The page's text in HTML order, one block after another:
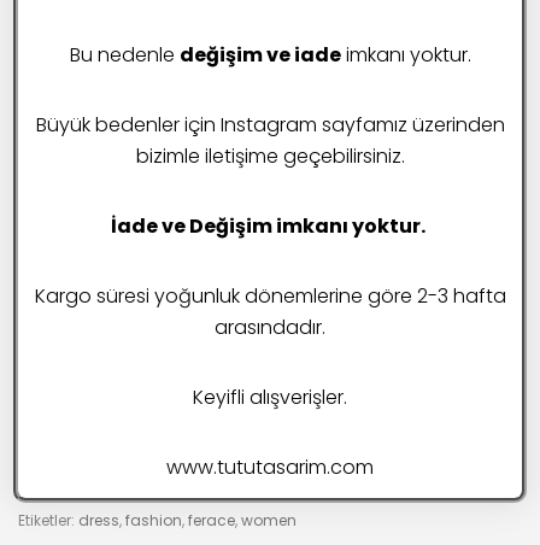
SEPETE EKLE
Kategoriler:
Etiketler: dress,fashion,ferace,women
Bu nedenle değişim ve iadeimkanı yoktur.
Büyük bedenler için Instagram sayfamız üzerinden
bizimle iletişime geçebilirsiniz.
İade ve Değişim imkanı yoktur.
Kargo süresi yoğunluk dönemlerine göre 2-3 hafta
arasındadır.
Keyifli alışverişler.
www.tututasarim.com